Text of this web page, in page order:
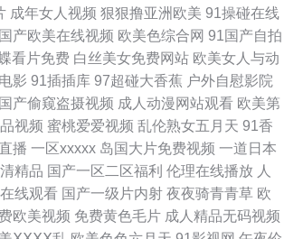
黄色网 人人超逼逼 香蕉伊人91 91传禖 91视频综合大
机热99t 欧美自拍aa 午夜成人直播 97人妻成人视频 东
床视频 欧美3p一区 五月天三级网址 91色片 超碰人人
网 久草资源站AV 欧美另类人妖 日本私人影院 99草逼
福利在线新 人人操人人色网 亚洲黄网2025 国产日韩欧
成年女人视频 狠狠撸亚洲欧美 91操碰在线
国产欧美在线视频 欧美色综合网 91国产自拍
看片免费 白丝美女免费网站 欧美女人与动
影 91插插库 97超碰大香蕉 户外自慰影院
国产偷窥盗摄视频 成人动漫网站观看 欧美第
视频 蜜桃爱爱视频 乱伦熟女五月天 91香
播 一区xxxxx 岛国大片免费视频 一道日本
精品 国产一区二区福利 伦理在线播放 人
线观看 国产一级片内射 夜夜骑青青草 欧
欧美视频 免费黄色毛片 成人精品无码视频